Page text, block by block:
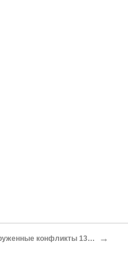
Глава 5. Вооруженные конфликты 1310-1323 годов и Ореховецкий мирный договор →